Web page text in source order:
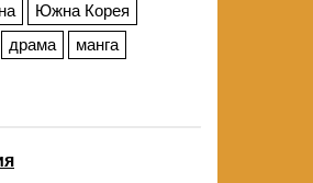
Южна Корея
драма манга